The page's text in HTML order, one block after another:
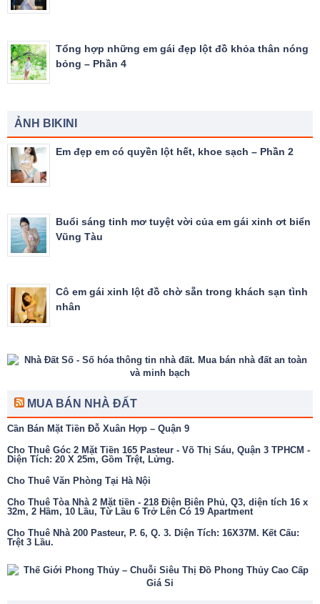
Tổng hợp những em gái đẹp lột đồ khỏa thân nóng
bỏng – Phần 4
ẢNH BIKINI
Em đẹp em có quyền lột hết, khoe sạch – Phần 2
Buổi sáng tinh mơ tuyệt vời của em gái xinh ơt biển
Vũng Tàu
Cô em gái xinh lột đồ chờ sẵn trong khách sạn tình
nhân
MUA BÁN NHÀ ĐẤT
Cần Bán Mặt Tiền Đỗ Xuân Hợp – Quận 9
Cho Thuê Góc 2 Mặt Tiền 165 Pasteur - Võ Thị Sáu, Quận 3 TPHCM -
Diện Tích: 20 X 25m, Gồm Trệt, Lửng.
Cho Thuê Văn Phòng Tại Hà Nội
Cho Thuê Tòa Nhà 2 Mặt tiền - 218 Điện Biên Phủ, Q3, diện tích 16 x
32m, 2 Hầm, 10 Lầu, Từ Lầu 6 Trở Lên Có 19 Apartment
Cho Thuê Nhà 200 Pasteur, P. 6, Q. 3. Diện Tích: 16X37M. Kết Cấu:
Trệt 3 Lầu.